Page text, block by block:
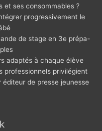
et ses consommables ?
progressivement le
de stage en 3e prépa-
adaptés à chaque élève
professionnels privilégient
éditeur de presse jeunesse